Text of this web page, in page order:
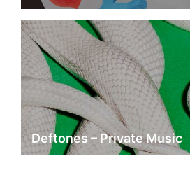
Deftones – Private Music